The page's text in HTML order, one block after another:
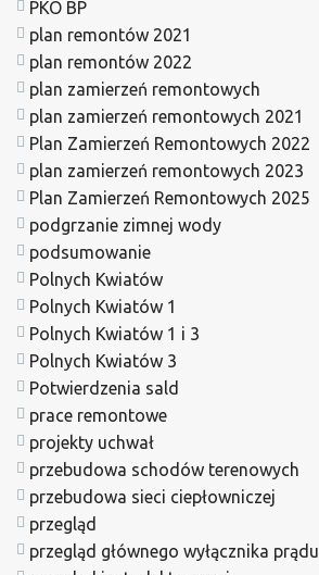
PKO BP
plan remontów 2021
plan remontów 2022
plan zamierzeń remontowych
plan zamierzeń remontowych 2021
Plan Zamierzeń Remontowych 2022
plan zamierzeń remontowych 2023
Plan Zamierzeń Remontowych 2025
podgrzanie zimnej wody
podsumowanie
Polnych Kwiatów
Polnych Kwiatów 1
Polnych Kwiatów 1 i 3
Polnych Kwiatów 3
Potwierdzenia sald
prace remontowe
projekty uchwał
przebudowa schodów terenowych
przebudowa sieci ciepłowniczej
przegląd
przegląd głównego wyłącznika prądu